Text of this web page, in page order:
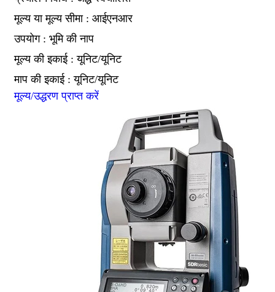
मूल्य या मूल्य सीमा : आईएनआर
उपयोग : भूमि की नाप
मूल्य की इकाई : यूनिट/यूनिट
माप की इकाई : यूनिट/यूनिट
मूल्य/उद्धरण प्राप्त करें